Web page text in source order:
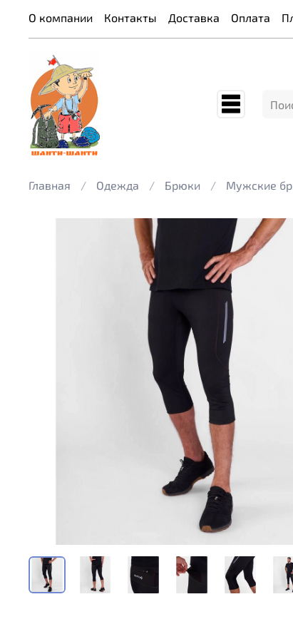
О компании Контакты Доставка Оплата
Главная Одежда Брюки Мужские